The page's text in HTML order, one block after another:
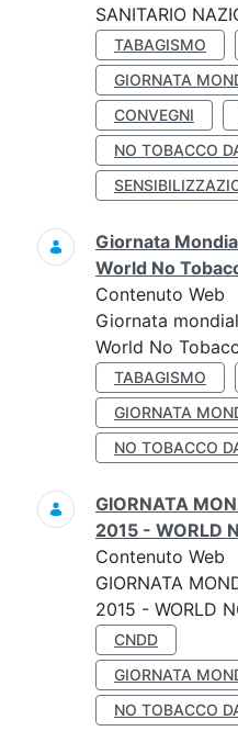
SANITARIO
TABAGISMO
GIORNATA
CONVEGNI
NO TOBACCO
Giornata
World No
Contenuto Web
Giornata
World No
TABAGISMO
GIORNATA
NO TOBACCO
GIORNATA
2015 - WORLD
Contenuto Web
GIORNATA
2015 - WORLD
CNDD
GIORNATA
NO TOBACCO